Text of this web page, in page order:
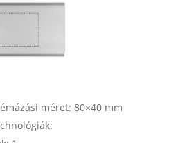
méret: 80×40 mm